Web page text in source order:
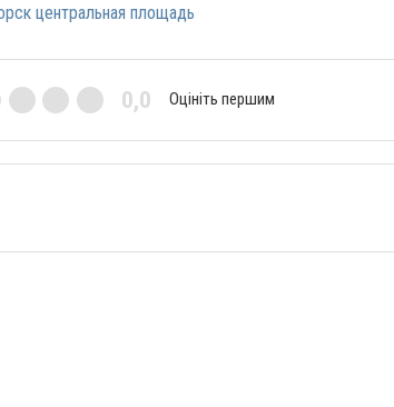
центральная площадь
0,0 Оцініть першим